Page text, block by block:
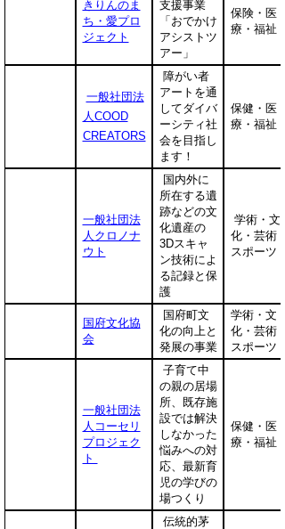
きりんのま
ち・愛プロ
ジェクト
支援事業
「おでかけ
アシストツ
アー」
保険・医
療・福祉
一般社団法
人COOD
CREATORS
障がい者
アートを通
してダイバ
ーシティ社
会を目指し
ます！
保健・医
療・福祉
一般社団法
人クロノナ
ウト
国内外に
所在する遺
跡などの文
化遺産の
3Dスキャ
ン技術によ
る記録と保
護
学術・文
化・芸術・
スポーツ
国府文化協
会
国府町文
化の向上と
発展の事業
学術・文
化・芸術・
スポーツ
一般社団法
人コーセリ
プロジェク
ト
子育て中
の親の居場
所、既存施
設では解決
しなかった
悩みへの対
応、最新育
児の学びの
場つくり
保健・医
療・福祉
伝統的茅